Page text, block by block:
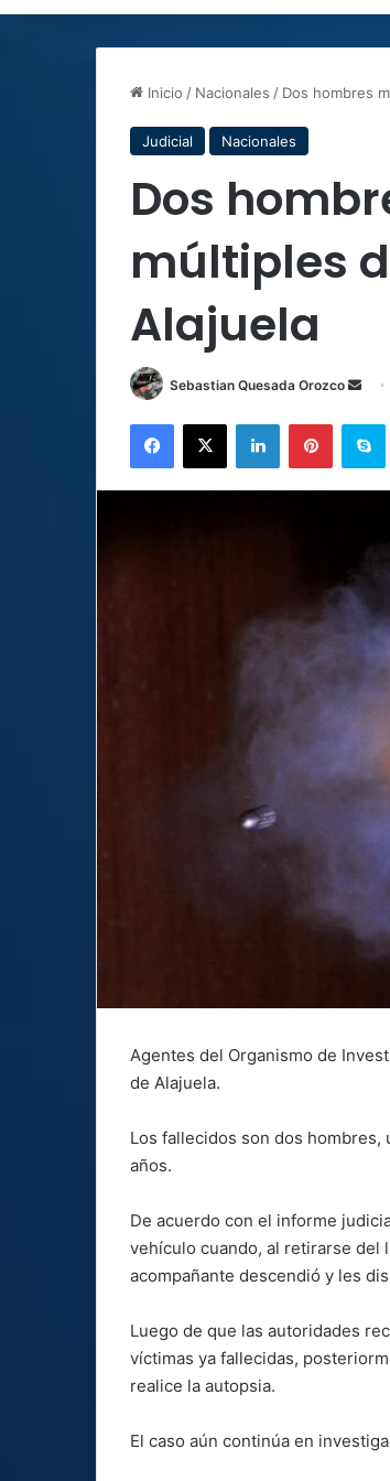
Inicio / Nacionales / Dos hombres
Judicial Nacionales
Dos
múltiples
Alajuela
Sebastian Quesada Orozco
Send
email
Facebook
X LinkedInPinterest
Agentes del Organismo de
de Alajuela.
Los fallecidos son dos
años.
De acuerdo con el informe
vehículo cuando, al retirarse del
acompañante descendió y les
Luego de que las autoridades
víctimas ya fallecidas,
realice la autopsia.
El caso aún continúa en